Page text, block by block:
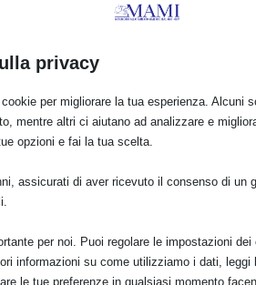
in piazzetta Stallone
Sanitaria Locale di Bari –Distretto
in collaborazione col Comune di
si svolgeranno iniziative che
che tenta di farsi largo nelle
“La Settimana per l’Allattamento
di tutti i promotori dell’allattamento
generare sostegno, utilizzando un
la presenza di esperti che
possa risultare il più efficace ed
privacy
per migliorare la tua esperienza. Alcuni
mentre altri ci aiutano ad analizzare e
opzioni e fai la tua scelta.
assicurati di aver ricevuto il consenso di un
per noi. Puoi regolare le impostazioni
informazioni su come utilizziamo i dati, leggi
le tue preferenze in qualsiasi momento